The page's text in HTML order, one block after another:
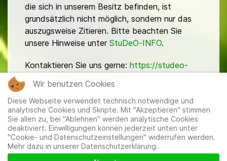
die sich in unserem Besitz befinden, ist
grundsätzlich nicht möglich, sondern nur das
auszugsweise Zitieren. Bitte beachten Sie
unsere Hinweise unter StuDeO-INFO.
Kontaktieren Sie uns gerne: https://studeo-
Mitglieder|Impressum|Datenschutzerklärung|Cookie-
Wir benutzen Cookies
Diese Webseite verwendet technisch notwendige und
analytische Cookies und Skripte. Mit "Akzeptieren" stimmen
Sie allen zu, bei "Ablehnen" werden analytische Cookies
deaktiviert. Einwilligungen können jederzeit unten unter
"Cookie- und Datenschutzeinstellungen" widerrufen werden.
Mehr dazu in unserer Datenschutzerklärung.